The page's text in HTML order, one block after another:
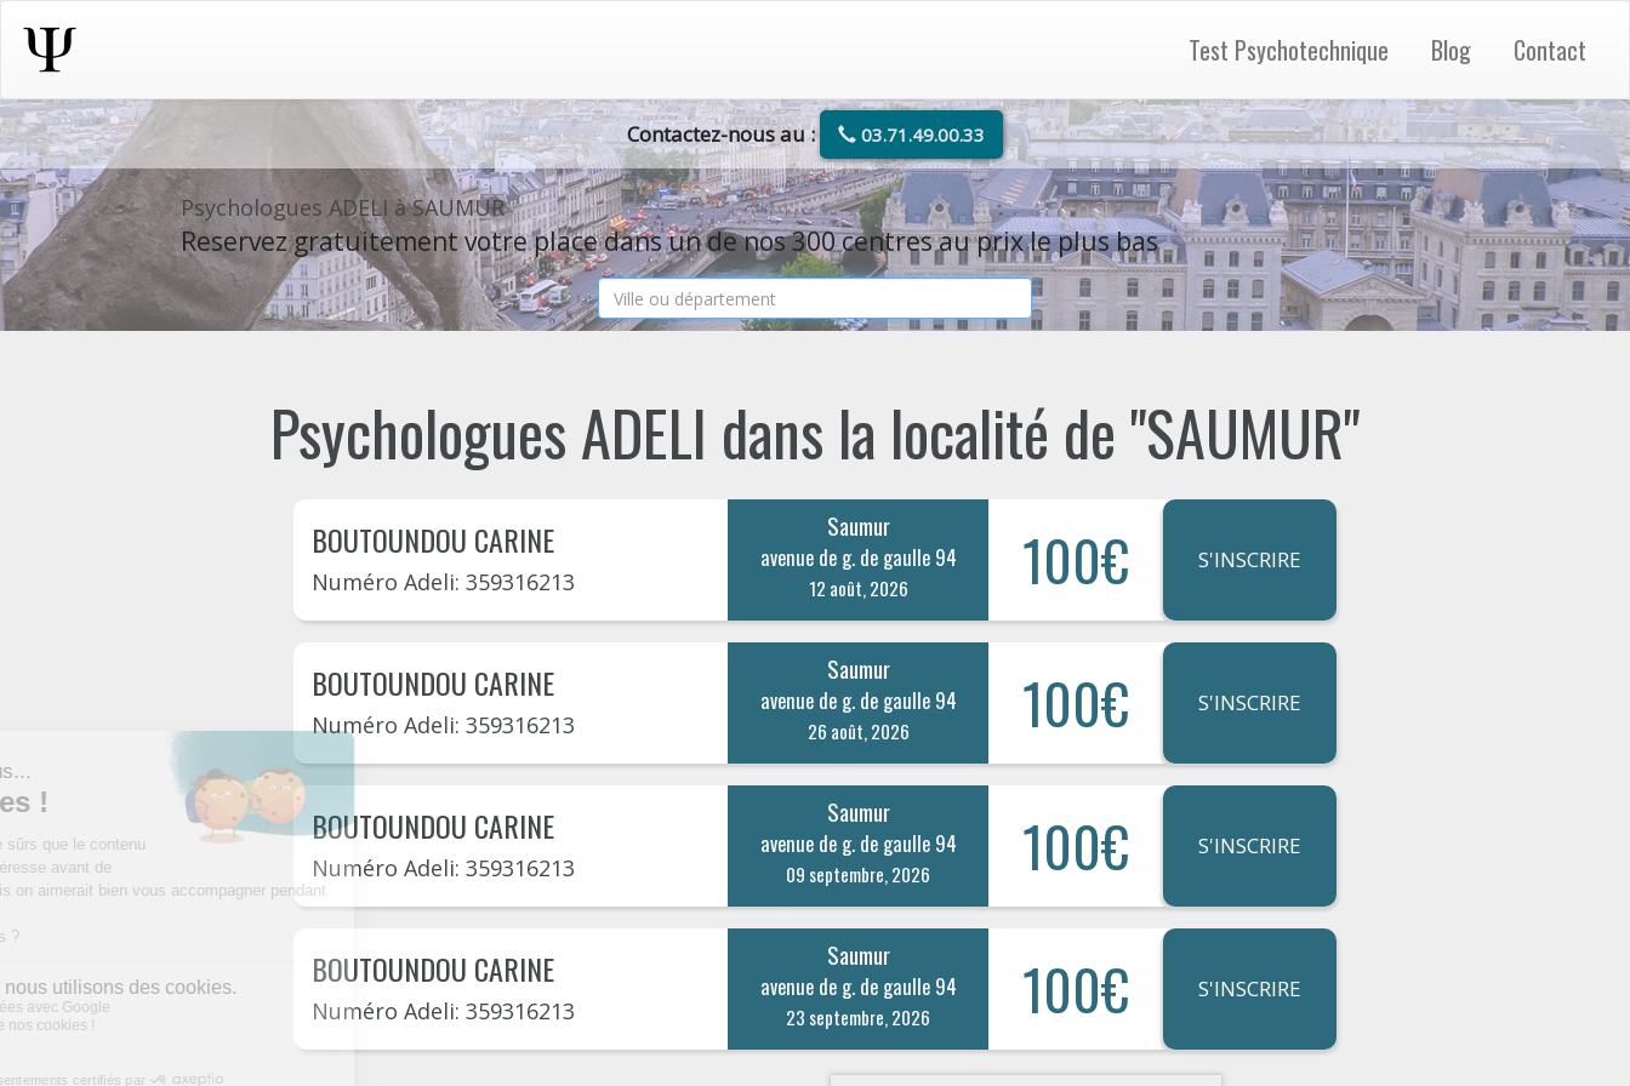
Test Psychotechnique Blog Contact
Contactez-nous au : 03.71.49.00.33
Psychologues ADELI à SAUMUR
Reservez gratuitement votre place dans un de nos 300 centres au prix le plus bas
Psychologues ADELI dans la localité de "SAUMUR"
BOUTOUNDOU CARINE
Numéro Adeli: 359316213
Saumur
avenue de g. de gaulle 94
12 août, 2026 100€ S'INSCRIRE
BOUTOUNDOU CARINE
Numéro Adeli: 359316213
Saumur
avenue de g. de gaulle 94
26 août, 2026 100€ S'INSCRIRE
BOUTOUNDOU CARINE
Numéro Adeli: 359316213
Saumur
avenue de g. de gaulle 94
09 septembre, 2026 100€ S'INSCRIRE
BOUTOUNDOU CARINE
Numéro Adeli: 359316213
Saumur
avenue de g. de gaulle 94
23 septembre, 2026 100€ S'INSCRIRE